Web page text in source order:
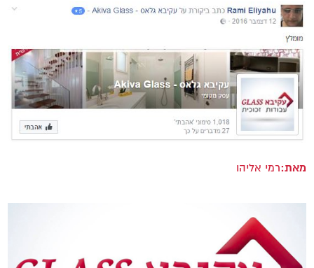
מאת:רמי אליהו